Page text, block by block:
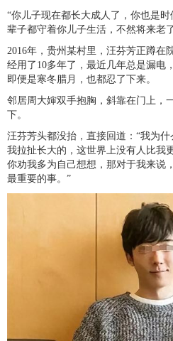
“你儿子现在都长大成人了，你也是
辈子都守着你儿子生活，不然将来老
2016年，贵州某村里，汪芬芳正蹲在
经用了10多年了，最近几年总是漏电
即便是寒冬腊月，也都忍了下来。
邻居周大婶双手抱胸，斜靠在门上，
下。
汪芬芳头都没抬，直接回道：“我为
我拉扯长大的，这世界上没有人比我
你劝我多为自己想想，那对于我来说
最重要的事。”